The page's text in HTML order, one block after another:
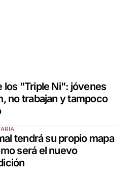
los "Triple Ni": jóvenes
no trabajan y tampoco
tendrá su propio mapa
será el nuevo